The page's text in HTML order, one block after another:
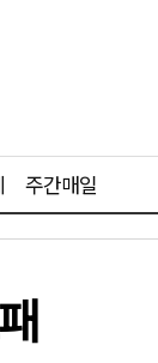
주간매일